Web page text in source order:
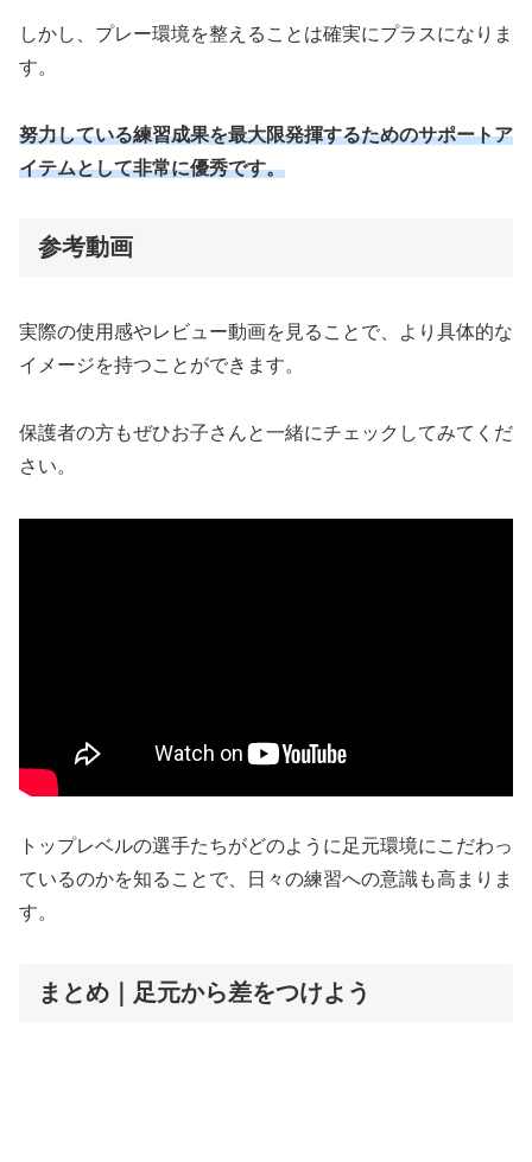
しかし、プレー環境を整えることは確実にプラスになりま
す。
努力している練習成果を最大限発揮するためのサポートア
イテムとして非常に優秀です。
参考動画
実際の使用感やレビュー動画を見ることで、より具体的な
イメージを持つことができます。
保護者の方もぜひお子さんと一緒にチェックしてみてくだ
さい。
トップレベルの選手たちがどのように足元環境にこだわっ
ているのかを知ることで、日々の練習への意識も高まりま
す。
まとめ｜足元から差をつけよう